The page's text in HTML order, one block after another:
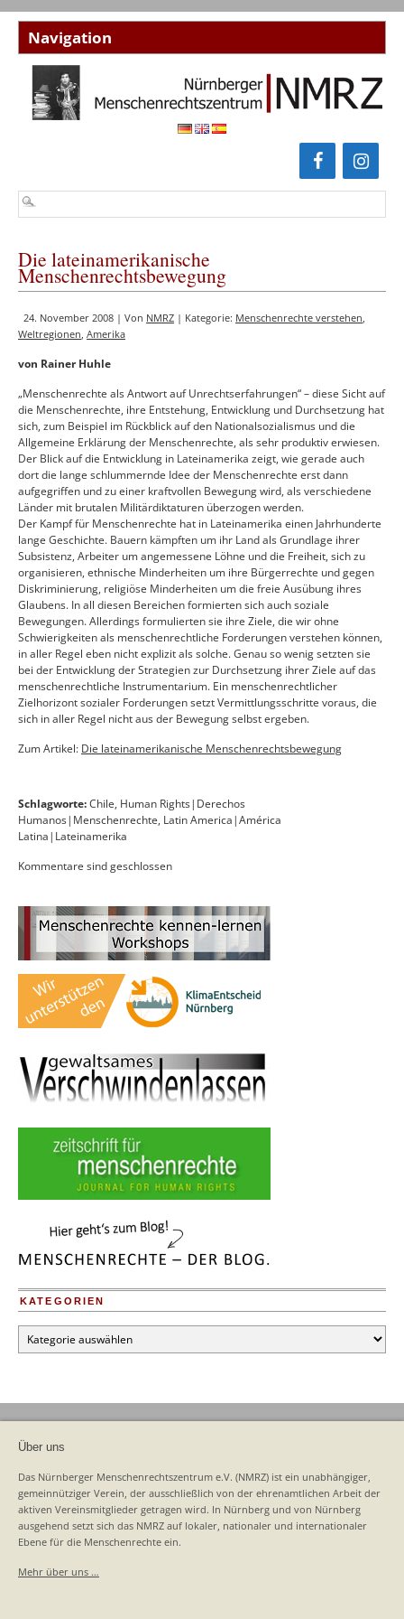
Die lateinamerikanische
Menschenrechtsbewegung
24. November 2008 | Von NMRZ | Kategorie: Menschenrechte verstehen,
Weltregionen, Amerika
von Rainer Huhle
„Menschenrechte als Antwort auf Unrechtserfahrungen“ – diese Sicht auf
die Menschenrechte, ihre Entstehung, Entwicklung und Durchsetzung hat
sich, zum Beispiel im Rückblick auf den Nationalsozialismus und die
Allgemeine Erklärung der Menschenrechte, als sehr produktiv erwiesen.
Der Blick auf die Entwicklung in Lateinamerika zeigt, wie gerade auch
dort die lange schlummernde Idee der Menschenrechte erst dann
aufgegriffen und zu einer kraftvollen Bewegung wird, als verschiedene
Länder mit brutalen Militärdiktaturen überzogen werden.
Der Kampf für Menschenrechte hat in Lateinamerika einen Jahrhunderte
lange Geschichte. Bauern kämpften um ihr Land als Grundlage ihrer
Subsistenz, Arbeiter um angemessene Löhne und die Freiheit, sich zu
organisieren, ethnische Minderheiten um ihre Bürgerrechte und gegen
Diskriminierung, religiöse Minderheiten um die freie Ausübung ihres
Glaubens. In all diesen Bereichen formierten sich auch soziale
Bewegungen. Allerdings formulierten sie ihre Ziele, die wir ohne
Schwierigkeiten als menschenrechtliche Forderungen verstehen können,
in aller Regel eben nicht explizit als solche. Genau so wenig setzten sie
bei der Entwicklung der Strategien zur Durchsetzung ihrer Ziele auf das
menschenrechtliche Instrumentarium. Ein menschenrechtlicher
Zielhorizont sozialer Forderungen setzt Vermittlungsschritte voraus, die
sich in aller Regel nicht aus der Bewegung selbst ergeben.
Zum Artikel: Die lateinamerikanische Menschenrechtsbewegung
Schlagworte:Chile, Human Rights|Derechos
Humanos|Menschenrechte, Latin America|América
Latina|Lateinamerika
Kommentare sind geschlossen
KATEGORIEN
Kategorien
Über uns
Das Nürnberger Menschenrechtszentrum e.V. (NMRZ) ist ein unabhängiger,
gemeinnütziger Verein, der ausschließlich von der ehrenamtlichen Arbeit der
aktiven Vereinsmitglieder getragen wird. In Nürnberg und von Nürnberg
ausgehend setzt sich das NMRZ auf lokaler, nationaler und internationaler
Ebene für die Menschenrechte ein.
Mehr über uns …